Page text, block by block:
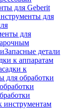
для Geberit
для
для
Запасные детали
к аппаратам
к
для обработки
инструментам